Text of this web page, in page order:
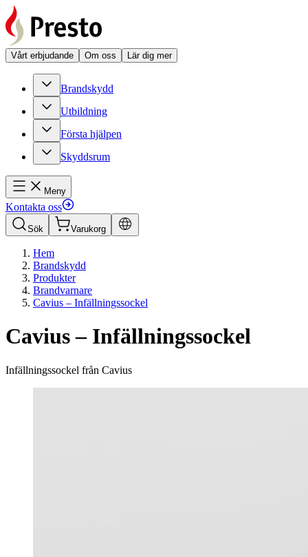
Vårt erbjudande Om oss Lär dig mer
Brandskydd
Utbildning
Första hjälpen
Skyddsrum
Meny
Kontakta oss
Sök Varukorg
Hem
Brandskydd
Produkter
Brandvarnare
Cavius – Infällningssockel
Cavius – Infällningssockel
Infällningssockel från Cavius